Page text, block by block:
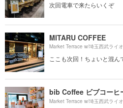
次回電車で来たらいくぞ
MITARU COFFEE
Market Terrace w/埼玉西武ライ
ここも次回！ちょいと混ん
bib Coffee ビブコーヒ
Market Terrace w/埼玉西武ライ